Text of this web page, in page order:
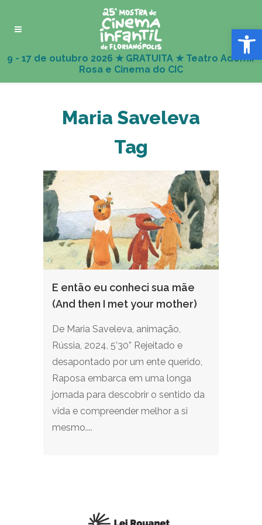
Abrir
Maria Saveleva
Tag
E então eu conheci sua mãe
(And then I met your mother)
De Maria Saveleva, animação,
Rússia, 2024, 5’30” Rejeitado e
desapontado por um ente querido,
Raposa embarca em uma longa
jornada para descobrir o sentido da
vida e compreender melhor a si
mesmo....